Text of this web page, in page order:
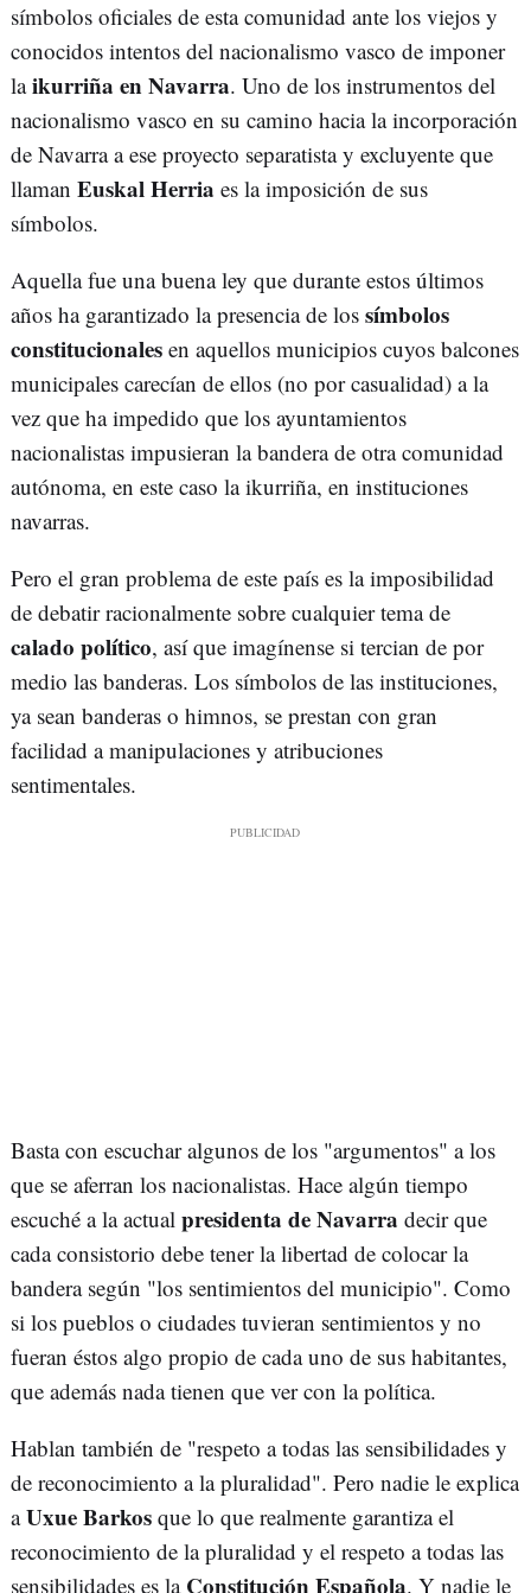
símbolos oficiales de esta comunidad ante los viejos y
conocidos intentos del nacionalismo vasco de imponer
laikurriña en Navarra. Uno de los instrumentos del
nacionalismo vasco en su camino hacia la incorporación
de Navarra a ese proyecto separatista y excluyente que
llaman Euskal Herria es la imposición de sus
símbolos.
Aquella fue una buena ley que durante estos últimos
años ha garantizado la presencia de los símbolos
constitucionales en aquellos municipios cuyos balcones
municipales carecían de ellos (no por casualidad) a la
vez que ha impedido que los ayuntamientos
nacionalistas impusieran la bandera de otra comunidad
autónoma, en este caso la ikurriña, en instituciones
navarras.
Pero el gran problema de este país es la imposibilidad
de debatir racionalmente sobre cualquier tema de
calado político, así que imagínense si tercian de por
medio las banderas. Los símbolos de las instituciones,
ya sean banderas o himnos, se prestan con gran
facilidad a manipulaciones y atribuciones
sentimentales.
Basta con escuchar algunos de los "argumentos" a los
que se aferran los nacionalistas. Hace algún tiempo
escuché a la actual presidenta de Navarra decir que
cada consistorio debe tener la libertad de colocar la
bandera según "los sentimientos del municipio". Como
si los pueblos o ciudades tuvieran sentimientos y no
fueran éstos algo propio de cada uno de sus habitantes,
que además nada tienen que ver con la política.
Hablan también de "respeto a todas las sensibilidades y
de reconocimiento a la pluralidad". Pero nadie le explica
aUxue Barkos que lo que realmente garantiza el
reconocimiento de la pluralidad y el respeto a todas las
sensibilidades es laConstitución Española. Y nadie le